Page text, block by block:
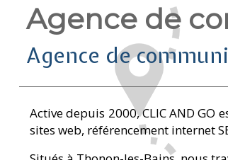
Agence de
Agence de
Active depuis 2000, CLIC AND
sites web, référencement internet